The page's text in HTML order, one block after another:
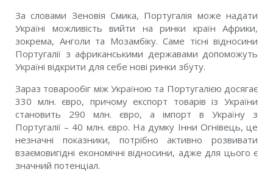
За словами Зеновія Смика, Португалія може надати
Україні можливість вийти на ринки країн Африки,
зокрема, Анголи та Мозамбіку. Саме тісні відносини
Португалії з африканськими державами допоможуть
Україні відкрити для себе нові ринки збуту.
Зараз товарообіг між Україною та Португалією досягає
330 млн. євро, причому експорт товарів із України
становить 290 млн. євро, а імпорт в Україну з
Португалії – 40 млн. євро. На думку Інни Огнівець, це
незначні показники, потрібно активно розвивати
взаємовигідні економічні відносини, адже для цього є
значний потенціал.